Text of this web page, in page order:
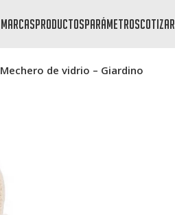
marcasproductosparámetroscotizar
Mechero de vidrio – Giardino